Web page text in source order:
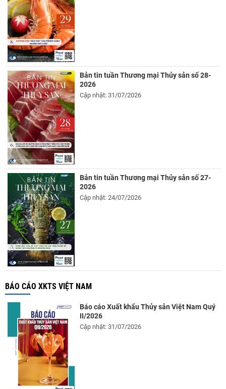
Bản tin tuần Thương mại Thủy sản số 28-
2026
Cập nhật: 31/07/2026
Bản tin tuần Thương mại Thủy sản số 27-
2026
Cập nhật: 24/07/2026
BÁO CÁO XKTS VIỆT NAM
Báo cáo Xuất khẩu Thủy sản Việt Nam Quý
II/2026
Cập nhật: 31/07/2026